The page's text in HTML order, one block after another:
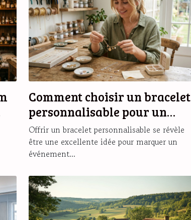
Comment choisir un bracelet
personnalisable pour un
cadeau unique ?
Offrir un bracelet personnalisable se révèle
être une excellente idée pour marquer un
événement...